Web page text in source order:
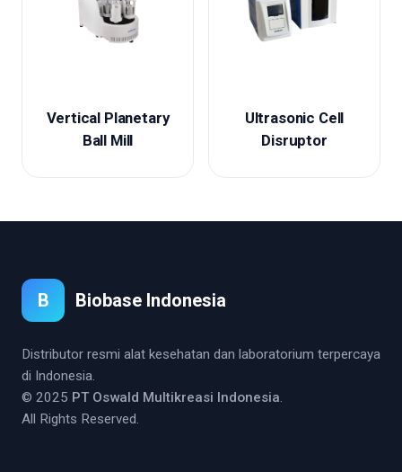
Vertical Planetary
Ball Mill
Ultrasonic Cell
Disruptor
B Biobase Indonesia
Distributor resmi alat kesehatan dan laboratorium terpercaya
di Indonesia.
© 2025 PT Oswald Multikreasi Indonesia.
All Rights Reserved.